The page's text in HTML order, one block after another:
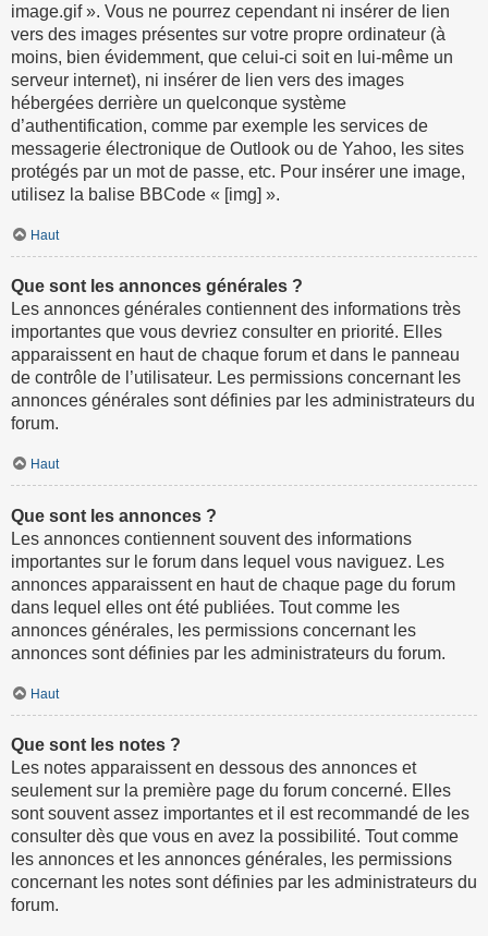
image.gif ». Vous ne pourrez cependant ni insérer de lien
vers des images présentes sur votre propre ordinateur (à
moins, bien évidemment, que celui-ci soit en lui-même un
serveur internet), ni insérer de lien vers des images
hébergées derrière un quelconque système
d’authentification, comme par exemple les services de
messagerie électronique de Outlook ou de Yahoo, les sites
protégés par un mot de passe, etc. Pour insérer une image,
utilisez la balise BBCode « [img] ».
Haut
Que sont les annonces générales ?
Les annonces générales contiennent des informations très
importantes que vous devriez consulter en priorité. Elles
apparaissent en haut de chaque forum et dans le panneau
de contrôle de l’utilisateur. Les permissions concernant les
annonces générales sont définies par les administrateurs du
forum.
Haut
Que sont les annonces ?
Les annonces contiennent souvent des informations
importantes sur le forum dans lequel vous naviguez. Les
annonces apparaissent en haut de chaque page du forum
dans lequel elles ont été publiées. Tout comme les
annonces générales, les permissions concernant les
annonces sont définies par les administrateurs du forum.
Haut
Que sont les notes ?
Les notes apparaissent en dessous des annonces et
seulement sur la première page du forum concerné. Elles
sont souvent assez importantes et il est recommandé de les
consulter dès que vous en avez la possibilité. Tout comme
les annonces et les annonces générales, les permissions
concernant les notes sont définies par les administrateurs du
forum.